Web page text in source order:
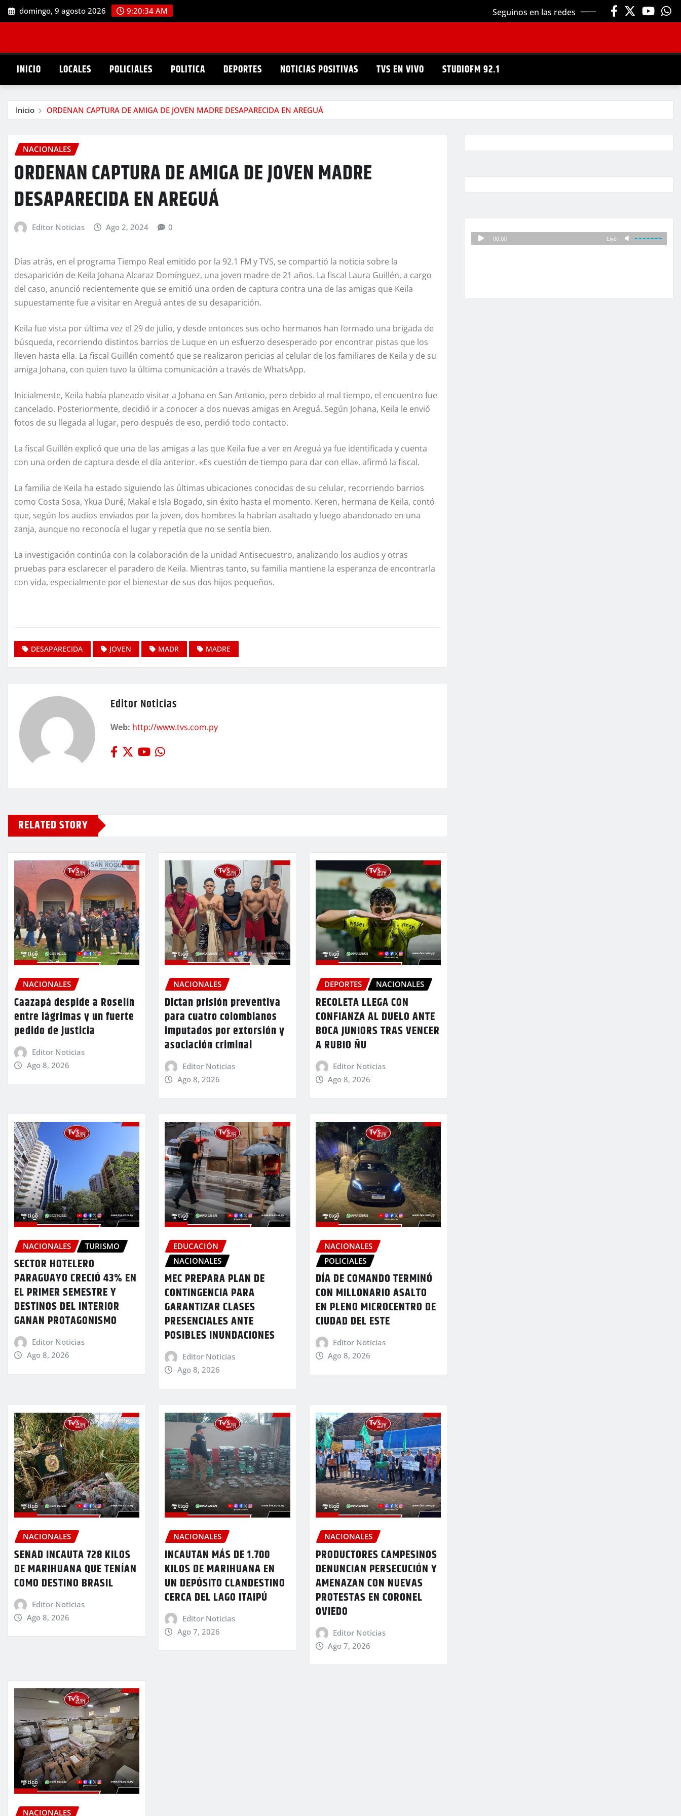
Saltar
al
domingo, 9 agosto 2026 9:20:35 AM Seguinos en las redes
INICIO LOCALES POLICIALES POLITICA DEPORTES NOTICIAS POSITIVAS TVS EN VIVO STUDIOFM 92.1
Inicio ORDENAN CAPTURA DE AMIGA DE JOVEN MADRE DESAPARECIDA EN AREGUÁ
NACIONALES
ORDENAN CAPTURA DE AMIGA DE JOVEN MADRE
DESAPARECIDA EN AREGUÁ
Editor Noticias Ago 2, 2024 0
Días atrás, en el programa Tiempo Real emitido por la 92.1 FM y TVS, se compartió la noticia sobre la
desaparición de Keila Johana Alcaraz Domínguez, una joven madre de 21 años. La fiscal Laura Guillén, a cargo
del caso, anunció recientemente que se emitió una orden de captura contra una de las amigas que Keila
supuestamente fue a visitar en Areguá antes de su desaparición.
Keila fue vista por última vez el 29 de julio, y desde entonces sus ocho hermanos han formado una brigada de
búsqueda, recorriendo distintos barrios de Luque en un esfuerzo desesperado por encontrar pistas que los
lleven hasta ella. La fiscal Guillén comentó que se realizaron pericias al celular de los familiares de Keila y de su
amiga Johana, con quien tuvo la última comunicación a través de WhatsApp.
Inicialmente, Keila había planeado visitar a Johana en San Antonio, pero debido al mal tiempo, el encuentro fue
cancelado. Posteriormente, decidió ir a conocer a dos nuevas amigas en Areguá. Según Johana, Keila le envió
fotos de su llegada al lugar, pero después de eso, perdió todo contacto.
La fiscal Guillén explicó que una de las amigas a las que Keila fue a ver en Areguá ya fue identificada y cuenta
con una orden de captura desde el día anterior. «Es cuestión de tiempo para dar con ella», afirmó la fiscal.
La familia de Keila ha estado siguiendo las últimas ubicaciones conocidas de su celular, recorriendo barrios
como Costa Sosa, Ykua Duré, Makaí e Isla Bogado, sin éxito hasta el momento. Keren, hermana de Keila, contó
que, según los audios enviados por la joven, dos hombres la habrían asaltado y luego abandonado en una
zanja, aunque no reconocía el lugar y repetía que no se sentía bien.
La investigación continúa con la colaboración de la unidad Antisecuestro, analizando los audios y otras
pruebas para esclarecer el paradero de Keila. Mientras tanto, su familia mantiene la esperanza de encontrarla
con vida, especialmente por el bienestar de sus dos hijos pequeños.
DESAPARECIDA JOVEN MADR MADRE
Editor Noticias
Web: http://www.tvs.com.py
RELATED STORY
NACIONALES
Caazapá despide a Roselín
entre lágrimas y un fuerte
pedido de justicia
Editor Noticias
Ago 8, 2026
NACIONALES
Dictan prisión preventiva
para cuatro colombianos
imputados por extorsión y
asociación criminal
Editor Noticias
Ago 8, 2026
DEPORTES NACIONALES
RECOLETA LLEGA CON
CONFIANZA AL DUELO ANTE
BOCA JUNIORS TRAS VENCER
A RUBIO ÑU
Editor Noticias
Ago 8, 2026
NACIONALES TURISMO
SECTOR HOTELERO
PARAGUAYO CRECIÓ 43% EN
EL PRIMER SEMESTRE Y
DESTINOS DEL INTERIOR
GANAN PROTAGONISMO
Editor Noticias
Ago 8, 2026
EDUCACIÓN
NACIONALES
MEC PREPARA PLAN DE
CONTINGENCIA PARA
GARANTIZAR CLASES
PRESENCIALES ANTE
POSIBLES INUNDACIONES
Editor Noticias
Ago 8, 2026
NACIONALES
POLICIALES
DÍA DE COMANDO TERMINÓ
CON MILLONARIO ASALTO
EN PLENO MICROCENTRO DE
CIUDAD DEL ESTE
Editor Noticias
Ago 8, 2026
NACIONALES
SENAD INCAUTA 728 KILOS
DE MARIHUANA QUE TENÍAN
COMO DESTINO BRASIL
Editor Noticias
Ago 8, 2026
NACIONALES
INCAUTAN MÁS DE 1.700
KILOS DE MARIHUANA EN
UN DEPÓSITO CLANDESTINO
CERCA DEL LAGO ITAIPÚ
Editor Noticias
Ago 7, 2026
NACIONALES
PRODUCTORES CAMPESINOS
DENUNCIAN PERSECUCIÓN Y
AMENAZAN CON NUEVAS
PROTESTAS EN CORONEL
OVIEDO
Editor Noticias
Ago 7, 2026
NACIONALES